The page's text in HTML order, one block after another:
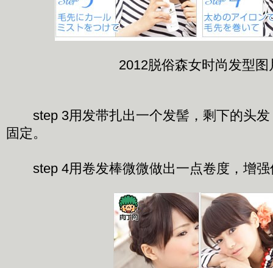
2012脱俗森女时尚发型图
step 3用发带扎出一个发髻，剩下的头发
固定。
step 4用卷发棒微微做出一点卷度，增强